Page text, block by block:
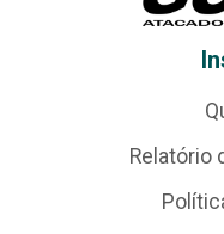
Relatório